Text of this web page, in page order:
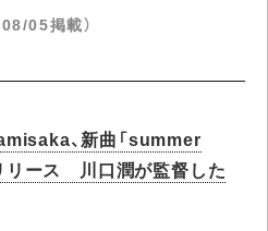
05掲載）
、新曲「summer
リース 川口潤が監督した